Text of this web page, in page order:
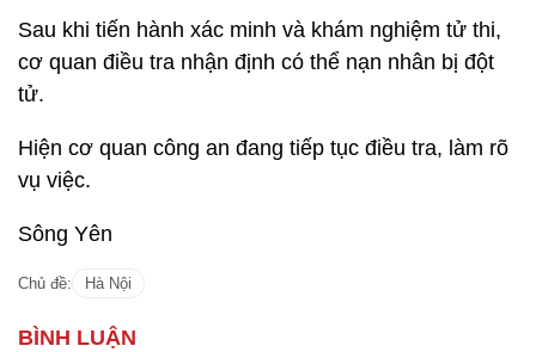
Sau khi tiến hành xác minh và khám nghiệm tử thi,
cơ quan điều tra nhận định có thể nạn nhân bị đột
tử.
Hiện cơ quan công an đang tiếp tục điều tra, làm rõ
vụ việc.
Sông Yên
Chủ đề: Hà Nội